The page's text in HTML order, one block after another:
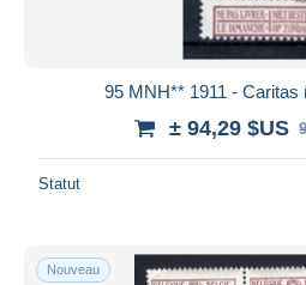
95 MNH** 1911 - Caritas
± 94,29 $US
Statut
Nouveau